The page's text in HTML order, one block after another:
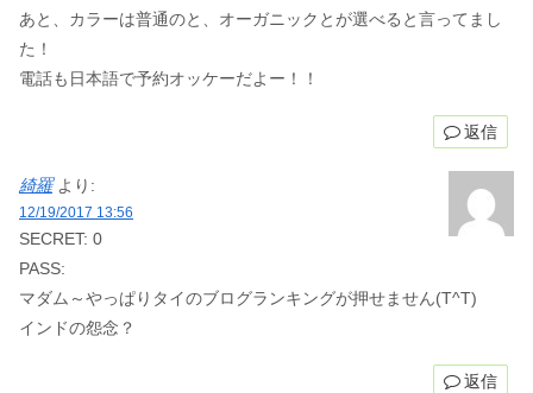
あと、カラーは普通のと、オーガニックとが選べると言ってまし
た！
電話も日本語で予約オッケーだよー！！
返信
綺羅 より:
12/19/2017 13:56
SECRET: 0
PASS:
マダム～やっぱりタイのブログランキングが押せません(T^T)
インドの怨念？
返信